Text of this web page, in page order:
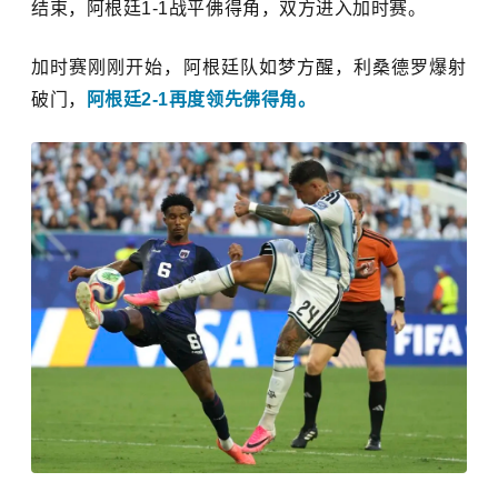
结束，阿根廷1-1战平佛得角，双方进入加时赛。
加时赛刚刚开始，阿根廷队如梦方醒，利桑德罗爆射
破门，
阿根廷2-1再度领先佛得角。